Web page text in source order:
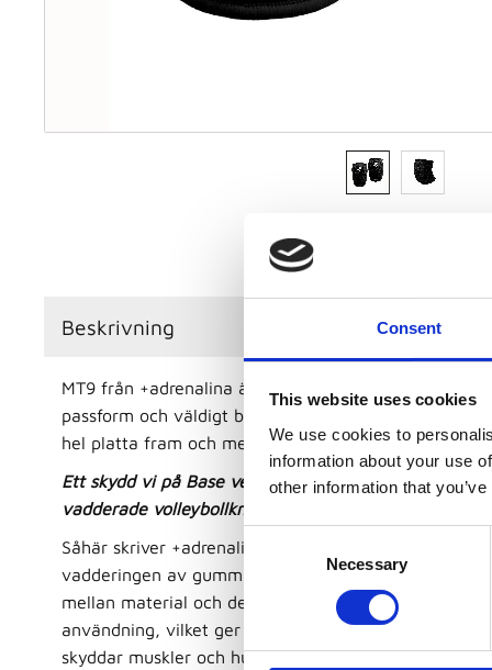
Consent
This website uses cookies
We use cookies to
information about your use
other information that
C
Necessary
Beskrivning
MT9 från +adrenalina är vårt mest sålda
passform och väldigt bra vadderat. Vadderingen på
hel platta fram och med en design för att skydda
Ett skydd vi på Base verkligen kan rekommendera
vadderade volleybollknäskydd!
Såhär skriver +adrenalina: Den högpresterande
vadderingen av gummi + EVA skyddar knäleden i sin
mellan material och design ger ett bekvämt och
användning, vilket ger knäet frihet för maximal
skyddar muskler och hud från blåmärken och skavsår.